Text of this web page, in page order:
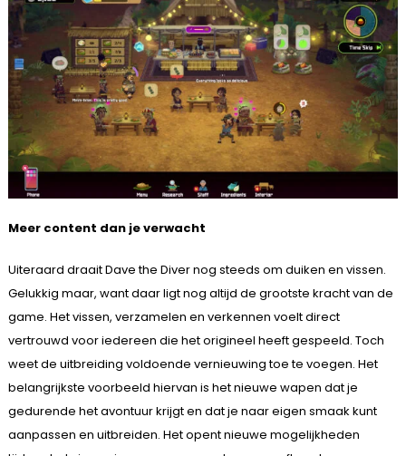
Meer content dan je verwacht
Uiteraard draait Dave the Diver nog steeds om duiken en vissen.
Gelukkig maar, want daar ligt nog altijd de grootste kracht van de
game. Het vissen, verzamelen en verkennen voelt direct
vertrouwd voor iedereen die het origineel heeft gespeeld. Toch
weet de uitbreiding voldoende vernieuwing toe te voegen. Het
belangrijkste voorbeeld hiervan is het nieuwe wapen dat je
gedurende het avontuur krijgt en dat je naar eigen smaak kunt
aanpassen en uitbreiden. Het opent nieuwe mogelijkheden